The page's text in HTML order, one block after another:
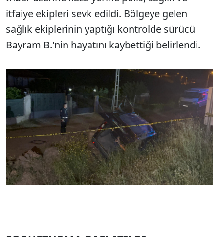
itfaiye ekipleri sevk edildi. Bölgeye gelen
sağlık ekiplerinin yaptığı kontrolde sürücü
Bayram B.'nin hayatını kaybettiği belirlendi.